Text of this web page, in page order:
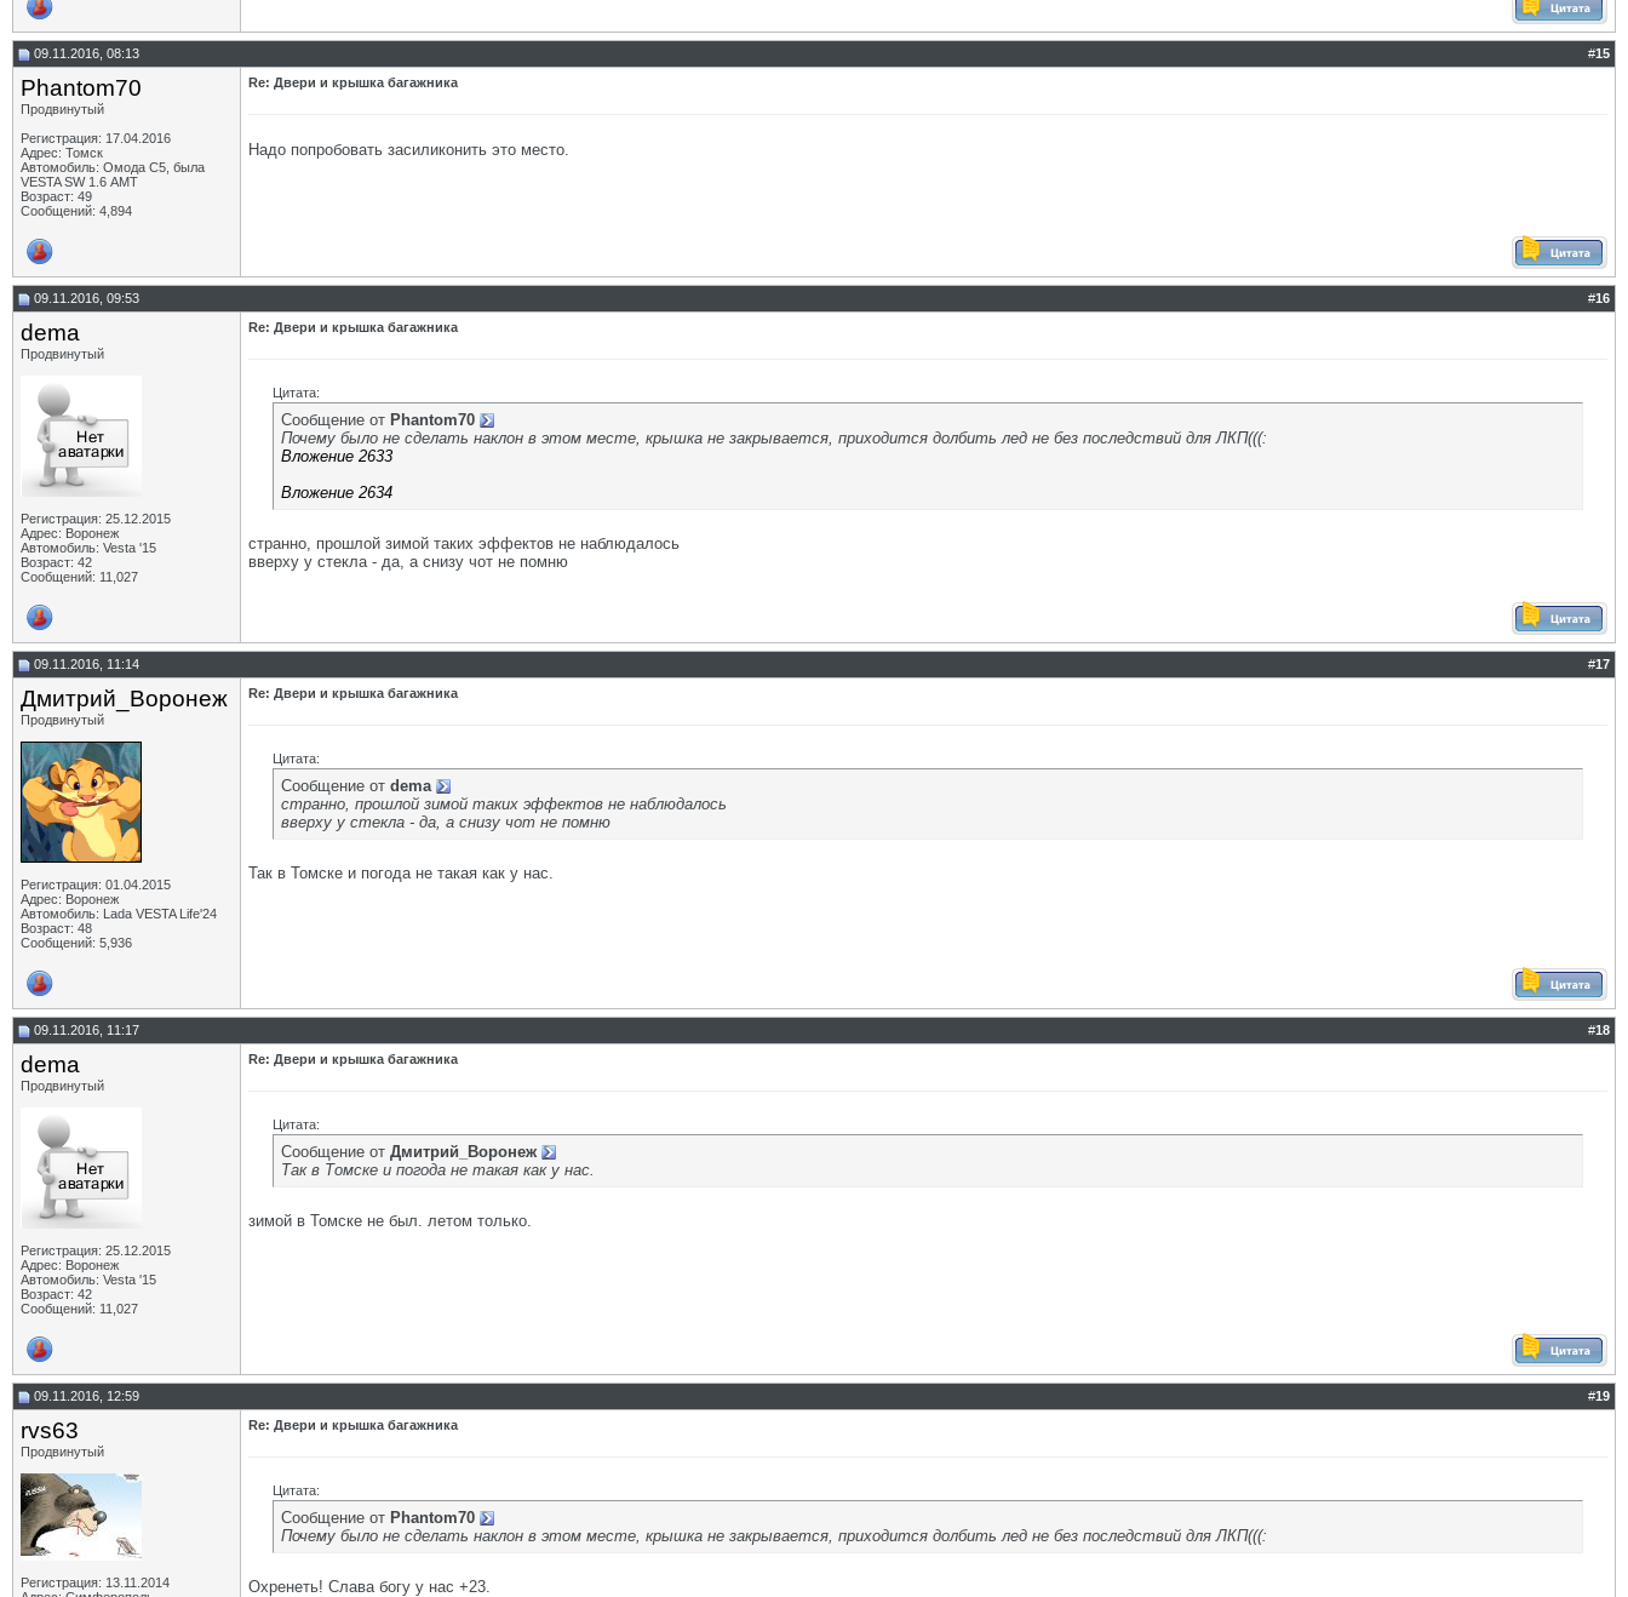
09.11.2016, 08:13 #15
Phantom70
Продвинутый
Регистрация: 17.04.2016
Адрес: Томск
Автомобиль: Омода С5, была
VESTA SW 1.6 АМТ
Возраст: 49
Сообщений: 4,894
Re: Двери и крышка багажника
Надо попробовать засиликонить это место.
09.11.2016, 09:53 #16
dema
Продвинутый
Регистрация: 25.12.2015
Адрес: Воронеж
Автомобиль: Vesta '15
Возраст: 42
Сообщений: 11,027
Re: Двери и крышка багажника
Цитата:
Сообщение от Phantom70
Почему было не сделать наклон в этом месте, крышка не закрывается, приходится долбить лед не без последствий для ЛКП(((:
Вложение 2633
Вложение 2634
странно, прошлой зимой таких эффектов не наблюдалось
вверху у стекла - да, а снизу чот не помню
09.11.2016, 11:14 #17
Дмитрий_Воронеж
Продвинутый
Регистрация: 01.04.2015
Адрес: Воронеж
Автомобиль: Lada VESTA Life'24
Возраст: 48
Сообщений: 5,936
Re: Двери и крышка багажника
Цитата:
Сообщение от dema
странно, прошлой зимой таких эффектов не наблюдалось
вверху у стекла - да, а снизу чот не помню
Так в Томске и погода не такая как у нас.
09.11.2016, 11:17 #18
dema
Продвинутый
Регистрация: 25.12.2015
Адрес: Воронеж
Автомобиль: Vesta '15
Возраст: 42
Сообщений: 11,027
Re: Двери и крышка багажника
Цитата:
Сообщение от Дмитрий_Воронеж
Так в Томске и погода не такая как у нас.
зимой в Томске не был. летом только.
09.11.2016, 12:59 #19
rvs63
Продвинутый
Регистрация: 13.11.2014
Re: Двери и крышка багажника
Цитата:
Сообщение от Phantom70
Почему было не сделать наклон в этом месте, крышка не закрывается, приходится долбить лед не без последствий для ЛКП(((:
Охренеть! Слава богу у нас +23.